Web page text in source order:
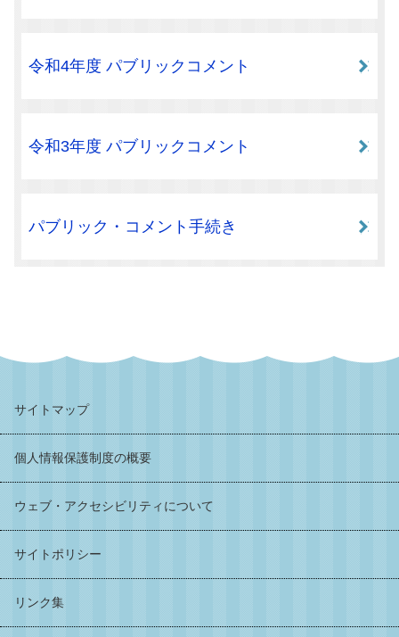
令和4年度 パブリックコメント
令和3年度 パブリックコメント
パブリック・コメント手続き
サイトマップ
個人情報保護制度の概要
ウェブ・アクセシビリティについて
サイトポリシー
リンク集